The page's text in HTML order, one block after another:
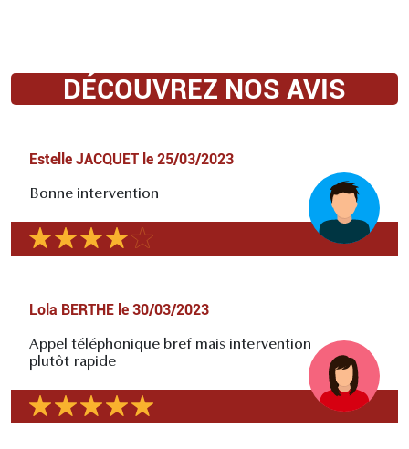
DÉCOUVREZ NOS AVIS
Estelle JACQUET le 25/03/2023
Bonne intervention
Lola BERTHE le 30/03/2023
Appel téléphonique bref mais intervention
plutôt rapide